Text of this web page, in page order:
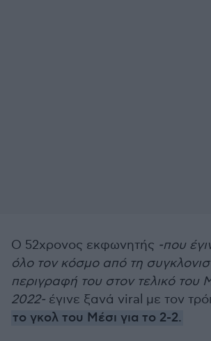
Ο 52χρονος εκφωνητής -που
όλο τον κόσμο από τη
περιγραφή του στον τελικό του
2022- έγινε ξανά viral με τον
το γκολ του Μέσι για το 2-2.